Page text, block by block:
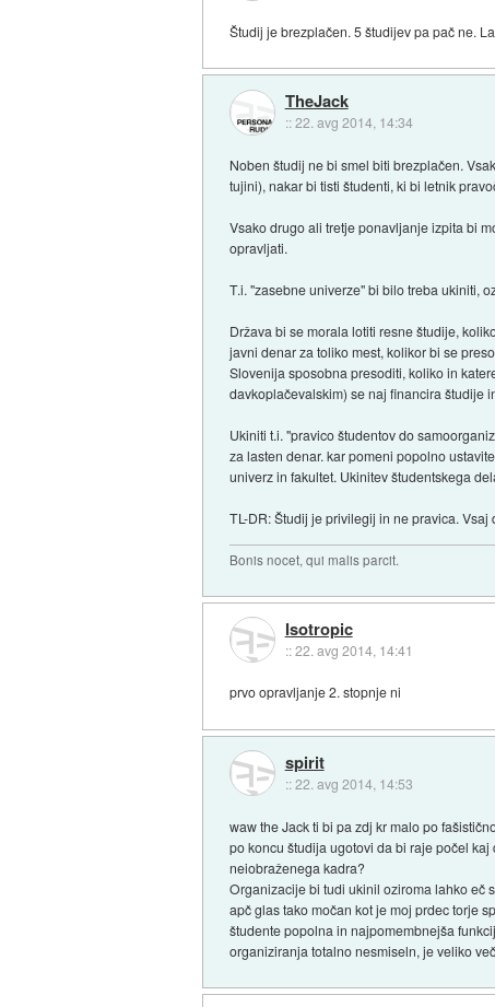
Študij je brezplačen. 5 študijev pa pač ne.
TheJack
::22. avg 2014, 14:34
Noben študij ne bi smel biti brezplačen.
tujini), nakar bi tisti študenti, ki bi letnik
Vsako drugo ali tretje ponavljanje izpita bi
opravljati.
T.i. "zasebne univerze" bi bilo treba ukiniti,
Država bi se morala lotiti resne študije,
javni denar za toliko mest, kolikor bi se
Slovenija sposobna presoditi, koliko in
davkoplačevalskim) se naj financira študije
Ukiniti t.i. "pravico študentov do
za lasten denar. kar pomeni popolno
univerz in fakultet. Ukinitev študentskega
TL-DR: Študij je privilegij in ne pravica.
Bonis nocet, qui malis parcit.
Isotropic
::22. avg 2014, 14:41
prvo opravljanje 2. stopnje ni
spirit
::22. avg 2014, 14:53
waw the Jack ti bi pa zdj kr malo po
po koncu študija ugotovi da bi raje počel
neiobraženega kadra?
Organizacije bi tudi ukinil oziroma lahko eč
apč glas tako močan kot je moj prdec torje
študente popolna in najpomembnejša
organiziranja totalno nesmiseln, je veliko